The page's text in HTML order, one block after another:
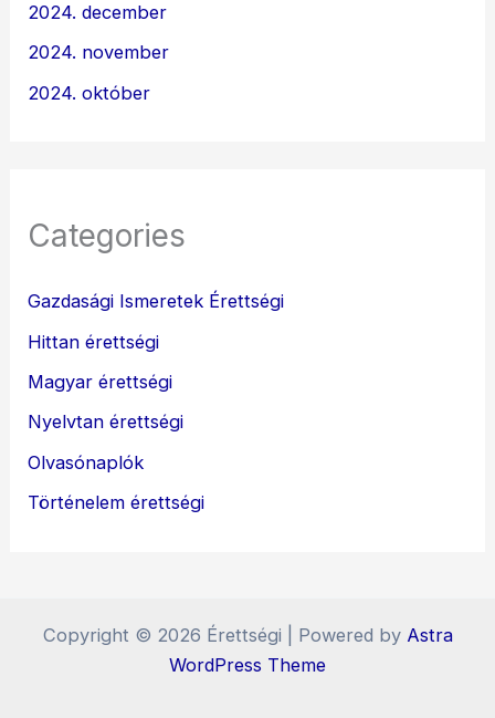
2024. december
2024. november
2024. október
Categories
Gazdasági Ismeretek Érettségi
Hittan érettségi
Magyar érettségi
Nyelvtan érettségi
Olvasónaplók
Történelem érettségi
Copyright © 2026 Érettségi | Powered by Astra
WordPress Theme